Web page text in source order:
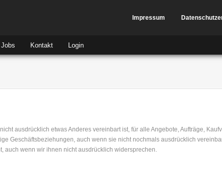
Impressum
Jobs Kontakt Login
ausdrücklich etwas Anderes vereinbart ist, für alle Angebote, Aufträge,
Geschäftsbeziehungen, auch wenn sie nicht nochmals ausdrücklich
auch wenn wir ihnen nicht ausdrücklich widersprechen.